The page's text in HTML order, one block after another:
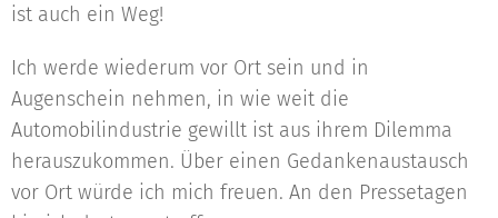
ist auch ein Weg!
Ich werde wiederum vor Ort sein und in
Augenschein nehmen, in wie weit die
Automobilindustrie gewillt ist aus ihrem Dilemma
herauszukommen. Über einen Gedankenaustausch
vor Ort würde ich mich freuen. An den Pressetagen